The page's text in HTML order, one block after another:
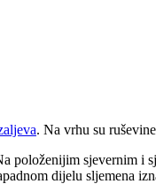
. Na vrhu su
položenijim sjevernim i
dijelu sljemena